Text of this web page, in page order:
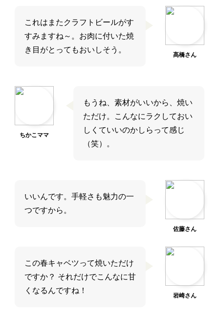
髙橋さん
これはまたクラフトビールがす
すみますね～。お肉に付いた焼
き目がとってもおいしそう。
ちかこママ
もうね、素材がいいから、焼い
ただけ。こんなにラクしておい
しくていいのかしらって感じ
（笑）。
佐藤さん
いいんです。手軽さも魅力の一
つですから。
岩崎さん
この春キャベツって焼いただけ
ですか？ それだけでこんなに甘
くなるんですね！